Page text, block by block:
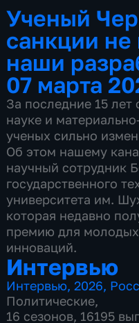
Ученый
санкции не
наши
07 марта
За последние 15 лет
науке и
ученых сильно
Об этом нашему
научный сотрудник
государственного
университета им.
которая недавно
премию для молодых
инноваций.
Интервью
Интервью,2026,
Политические,
16 сезонов, 16195